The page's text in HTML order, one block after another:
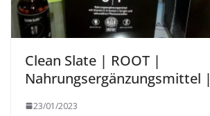
Clean Slate | ROOT |
Nahrungsergänzungsmittel |
23/01/2023